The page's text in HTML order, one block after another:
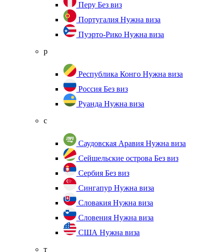
Перу Без виз
Португалия Нужна виза
Пуэрто-Рико Нужна виза
р
Республика Конго Нужна виза
Россия Без виз
Руанда Нужна виза
с
Саудовская Аравия Нужна виза
Сейшельские острова Без виз
Сербия Без виз
Сингапур Нужна виза
Словакия Нужна виза
Словения Нужна виза
США Нужна виза
т